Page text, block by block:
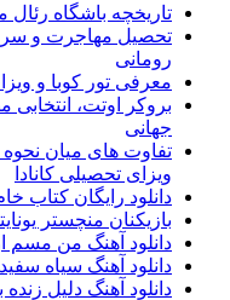
تاریخچه باشگاه رئال
تحصیل مهاجرت و
رومانی
معرفی تور کوبا و
بروکر اوتت، انتخابی
جهانی
تفاوت های میان نحوه
ویزای تحصیلی کانادا
دانلود رایگان کتاب
بازیکنان منچستر
دانلود آهنگ من مسم
دانلود آهنگ سیاه
دانلود آهنگ دلیل زنده